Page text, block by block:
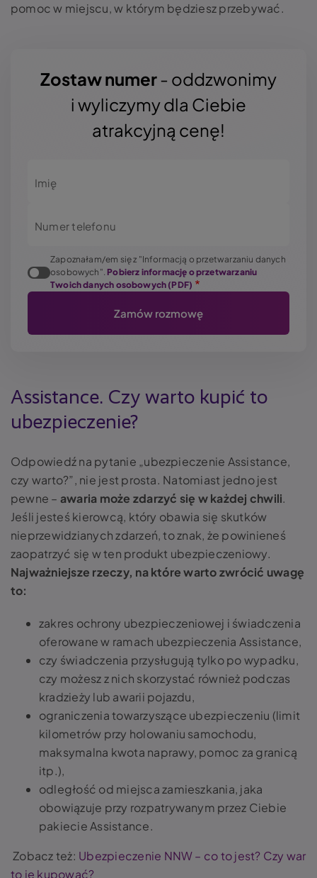
pomoc w miejscu, w którym będziesz przebywać.
Zostaw numer- oddzwonimy
i wyliczymy dla Ciebie
atrakcyjną cenę!
Imię
Numer telefonu
Zapoznałam/em się z "Informacją o przetwarzaniu danych
osobowych". Pobierz informację o przetwarzaniu
Twoich danych osobowych (PDF)
Assistance. Czy warto kupić to
ubezpieczenie?
Odpowiedź na pytanie „ubezpieczenie Assistance,
czy warto?”, nie jest prosta. Natomiast jedno jest
pewne – awaria może zdarzyć się w każdej chwili.
Jeśli jesteś kierowcą, który obawia się skutków
nieprzewidzianych zdarzeń, to znak, że powinieneś
zaopatrzyć się w ten produkt ubezpieczeniowy.
Najważniejsze rzeczy, na które warto zwrócić uwagę
to:
zakres ochrony ubezpieczeniowej i świadczenia
oferowane w ramach ubezpieczenia Assistance,
czy świadczenia przysługują tylko po wypadku,
czy możesz z nich skorzystać również podczas
kradzieży lub awarii pojazdu,
ograniczenia towarzyszące ubezpieczeniu (limit
kilometrów przy holowaniu samochodu,
maksymalna kwota naprawy, pomoc za granicą
itp.),
odległość od miejsca zamieszkania, jaka
obowiązuje przy rozpatrywanym przez Ciebie
pakiecie Assistance.
Zobacz też: Ubezpieczenie NNW – co to jest? Czy war
to je kupować?